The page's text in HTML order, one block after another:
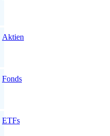
Aktien
Fonds
ETFs